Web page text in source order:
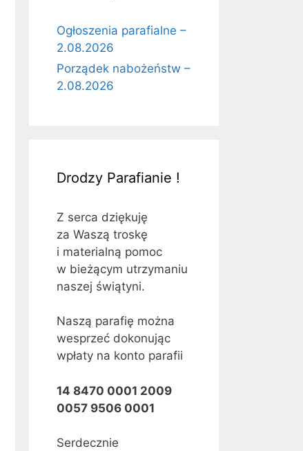
Ogłoszenia parafialne –
2.08.2026
Porządek nabożeństw –
2.08.2026
Drodzy Parafianie !
Z serca dziękuję
za Waszą troskę
i materialną pomoc
w bieżącym utrzymaniu
naszej świątyni.
Naszą parafię można
wesprzeć dokonując
wpłaty na konto parafii
14 8470 0001 2009
0057 9506 0001
Serdecznie